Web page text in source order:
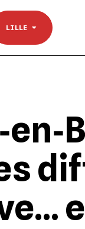
LILLE
NANTES
TOULOUSE
Se connecter